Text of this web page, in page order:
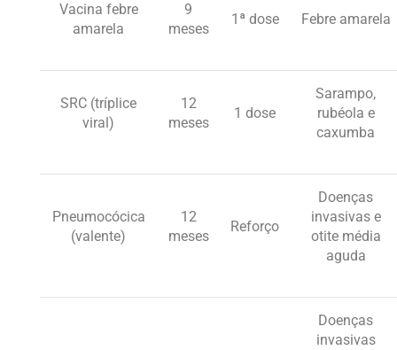
Vacina febre
amarela
9
meses
1ª dose Febre amarela
SRC (tríplice
viral)
12
meses
1 dose
Sarampo,
rubéola e
caxumba
Pneumocócica
(valente)
12
meses
Reforço
Doenças
invasivas e
otite média
aguda
Doenças
invasivas